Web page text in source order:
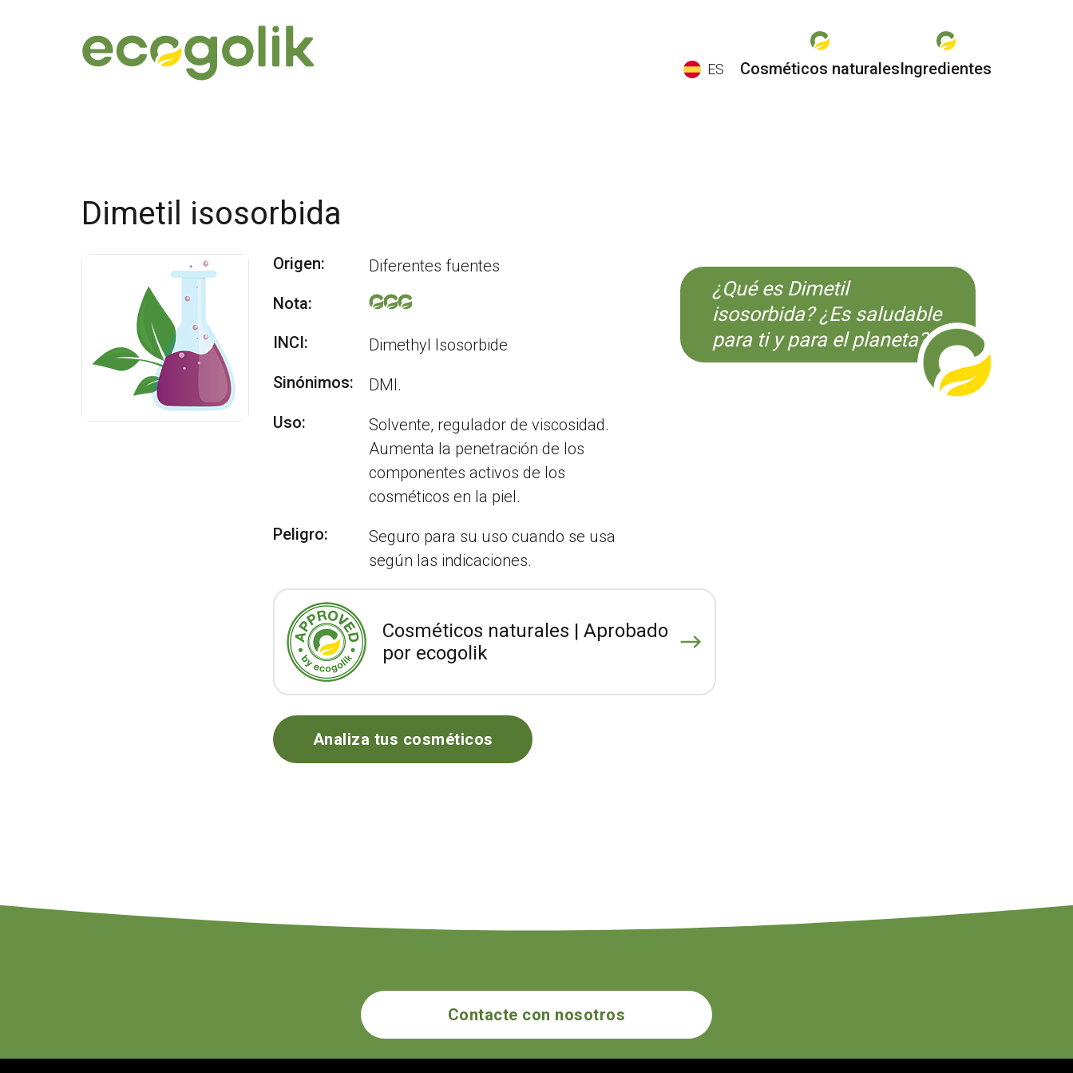
ES
Cosméticos naturalesIngredientes
¿Qué es Dimetil
isosorbida? ¿Es saludable
para ti y para el planeta?
Dimetil isosorbida
Origen:
Diferentes fuentes
Nota:
INCI:
Dimethyl Isosorbide
Sinónimos:
DMI.
Uso:
Solvente, regulador de viscosidad.
Aumenta la penetración de los
componentes activos de los
cosméticos en la piel.
Peligro:
Seguro para su uso cuando se usa
según las indicaciones.
Cosméticos naturales | Aprobado
por ecogolik
Analiza tus cosméticos
Contacte con nosotros